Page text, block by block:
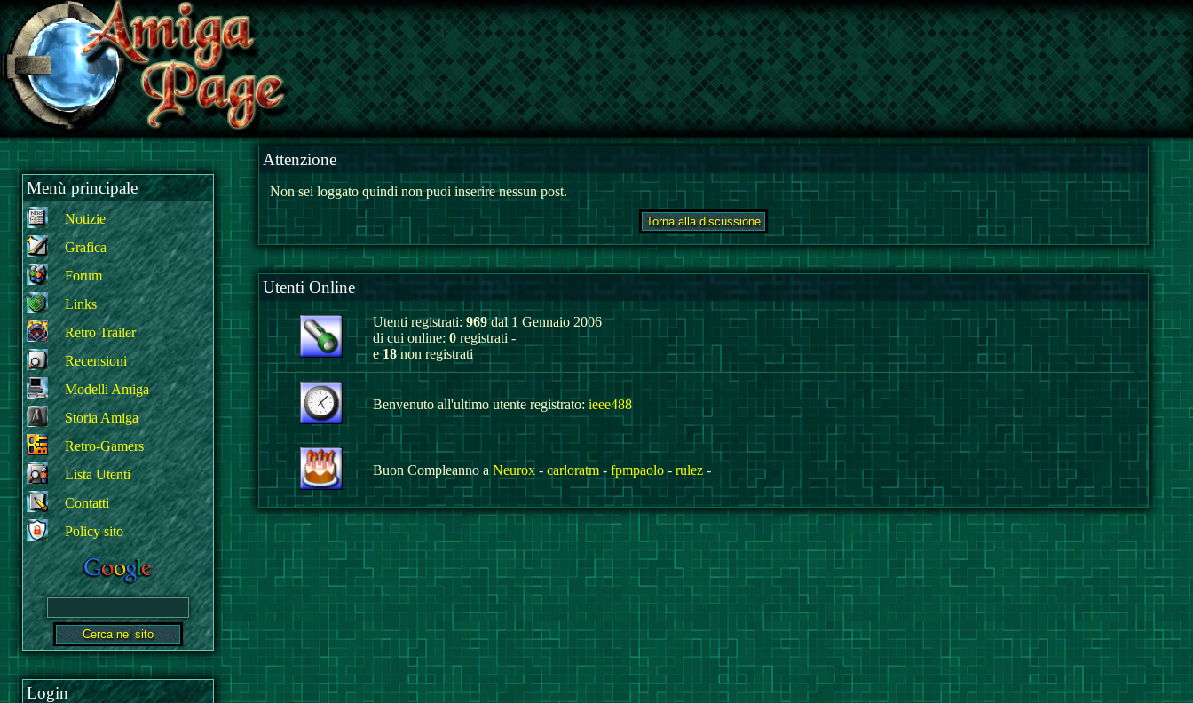
Menù principale
Notizie
Grafica
Forum
Links
Retro Trailer
Recensioni
Modelli Amiga
Storia Amiga
Retro-Gamers
Lista Utenti
Contatti
Policy sito
Login
Attenzione
Non sei loggato quindi non puoi inserire nessun post.
Utenti Online
Utenti registrati: 969dal 1 Gennaio 2006
di cui online: 0 registrati -
e18 non registrati
Benvenuto all'ultimo utente registrato: ieee488
Buon Compleanno a Neurox - carloratm - fpmpaolo- rulez -